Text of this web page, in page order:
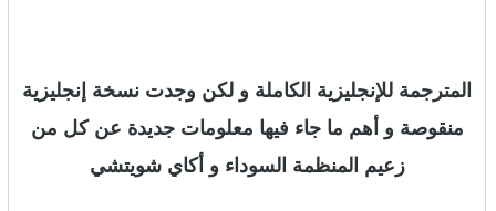
المترجمة للإنجليزية الكاملة و لكن وجدت نسخة إنجليزية
منقوصة و أهم ما جاء فيها معلومات جديدة عن كل من
زعيم المنظمة السوداء و أكاي شويتشي